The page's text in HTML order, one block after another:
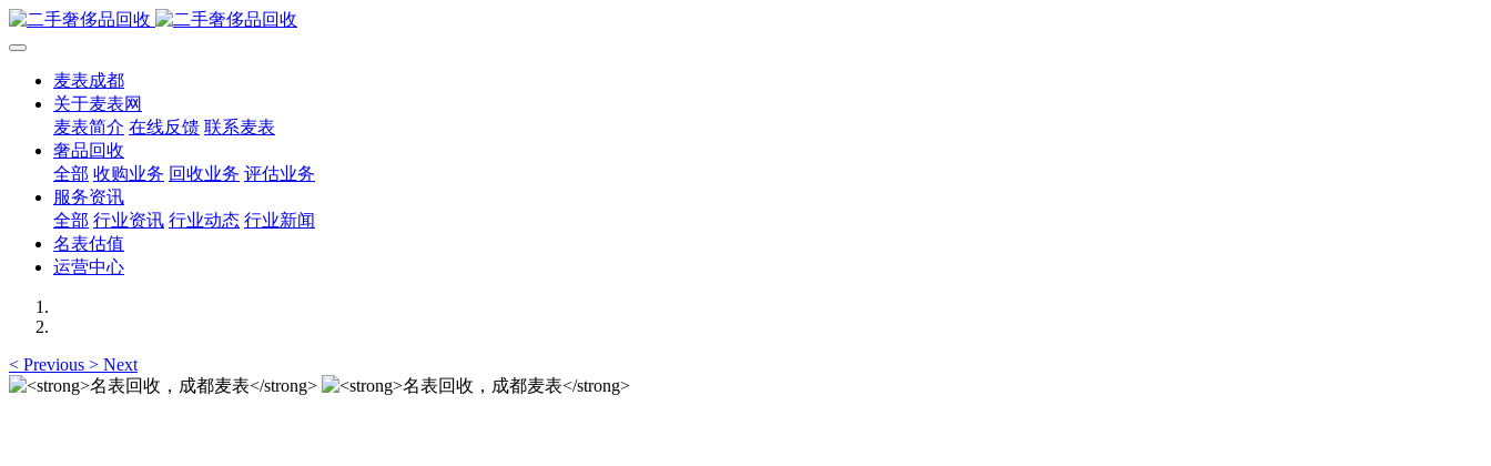
麦表成都
关于麦表网
麦表简介 在线反馈 联系麦表
奢品回收
全部 收购业务 回收业务 评估业务
服务资讯
全部 行业资讯 行业动态 行业新闻
名表估值
运营中心
< Previous > Next